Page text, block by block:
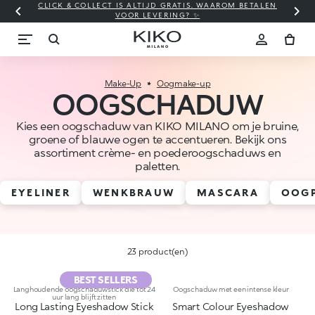
CLICK & COLLECT IS ALTIJD GRATIS. WAAROM BETALEN
VOOR LEVERING? ✨
Make-Up Oogmake-up
OOGSCHADUW
Kies een oogschaduw van KIKO MILANO om je bruine,
groene of blauwe ogen te accentueren. Bekijk ons
assortiment crème- en poederoogschaduws en
paletten.
EYELINER WENKBRAUW MASCARA
23 product(en)
BEST SELLERS
Langhoudende oogschaduwstick die tot 24
uur lang blijft zitten
Long Lasting Eyeshadow Stick
Oogschaduw met een intense kleur
Smart Colour Eyeshadow